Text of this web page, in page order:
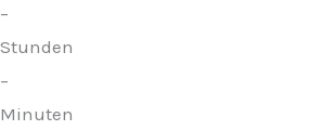
–
Stunden
–
Minuten